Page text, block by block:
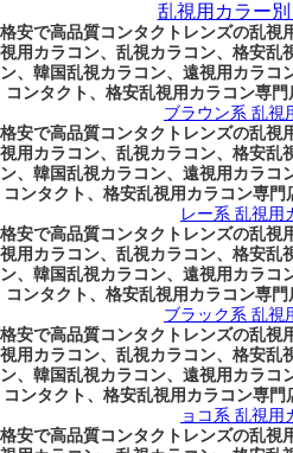
乱視用カラー別
格安で高品質コンタクトレンズの乱視
視用カラコン、乱視カラコン、格安乱
ン、韓国乱視カラコン、遠視用カラコ
コンタクト、格安乱視用カラコン専
ブラウン系 乱視
格安で高品質コンタクトレンズの乱視
視用カラコン、乱視カラコン、格安乱
ン、韓国乱視カラコン、遠視用カラコ
コンタクト、格安乱視用カラコン専
レー系 乱視用
格安で高品質コンタクトレンズの乱視
視用カラコン、乱視カラコン、格安乱
ン、韓国乱視カラコン、遠視用カラコ
コンタクト、格安乱視用カラコン専
ブラック系 乱視
格安で高品質コンタクトレンズの乱視
視用カラコン、乱視カラコン、格安乱
ン、韓国乱視カラコン、遠視用カラコ
コンタクト、格安乱視用カラコン専
ョコ系 乱視用
格安で高品質コンタクトレンズの乱視